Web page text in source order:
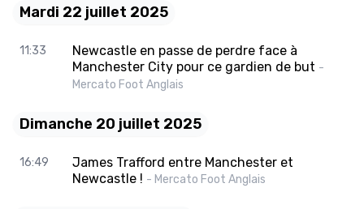
Mardi 22 juillet 2025
11:33
Newcastle en passe de perdre face à
Manchester City pour ce gardien de but -
Mercato Foot Anglais
Dimanche 20 juillet 2025
16:49
James Trafford entre Manchester et
Newcastle ! - Mercato Foot Anglais